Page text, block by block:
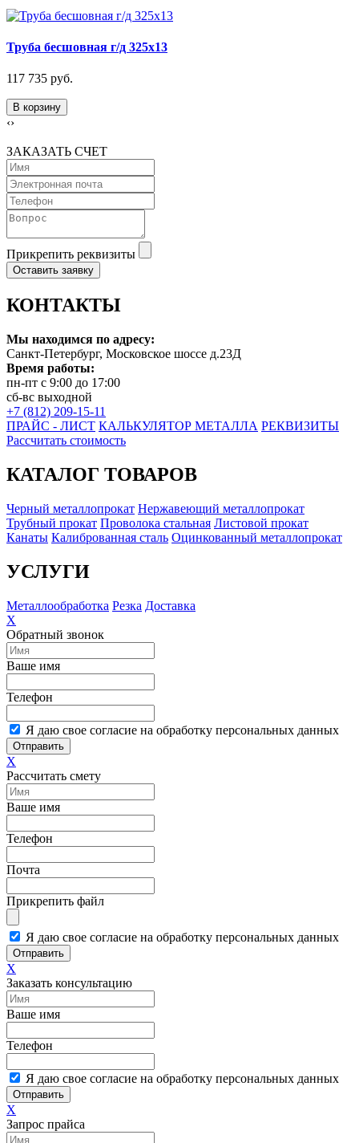
Труба бесшовная г/д 325х13
117 735 руб.
В корзину
‹›
ЗАКАЗАТЬ СЧЕТ
Прикрепить реквизиты
Оставить заявку
КОНТАКТЫ
Мы находимся по адресу:
Санкт-Петербург, Московское шоссе д.23Д
Время работы:
пн-пт с 9:00 до 17:00
сб-вс выходной
+7 (812) 209-15-11
ПРАЙС - ЛИСТ КАЛЬКУЛЯТОР МЕТАЛЛА РЕКВИЗИТЫ
Рассчитать стоимость
КАТАЛОГ ТОВАРОВ
Черный металлопрокат Нержавеющий металлопрокат
Трубный прокат Проволока стальная Листовой прокат
Канаты Калиброванная сталь Оцинкованный металлопрокат
УСЛУГИ
Металлообработка Резка Доставка
X
Обратный звонок
Ваше имя
Телефон
Я даю свое согласие на обработку персональных данных
Отправить
X
Рассчитать смету
Ваше имя
Телефон
Почта
Прикрепить файл
Я даю свое согласие на обработку персональных данных
Отправить
X
Заказать консультацию
Ваше имя
Телефон
Я даю свое согласие на обработку персональных данных
Отправить
X
Запрос прайса